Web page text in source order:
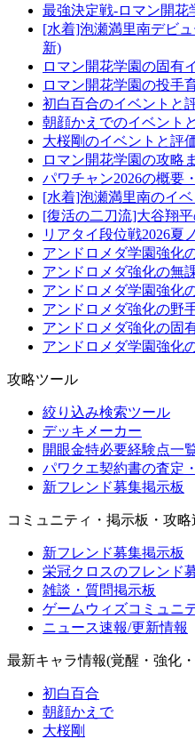
最強決定戦-ロマン開花
[水着]泡瀬満里南デビ
新)
ロマン開花学園の固有
ロマン開花学園の投手
初白百合のイベントと
朝顔かえでのイベント
大桜剛のイベントと評
ロマン開花学園の攻略
パワチャン2026の概要
[水着]泡瀬満里南のイ
[復活の二刀流]大谷翔
リアタイ段位戦2026夏
アンドロメダ学園強化
アンドロメダ強化の無
アンドロメダ学園強化
アンドロメダ強化の野
アンドロメダ強化の固
アンドロメダ学園強化
攻略ツール
絞り込み検索ツール
デッキメーカー
開眼金特必要経験点一
パワクエ契約書の査定
新フレンド募集掲示板
コミュニティ・掲示板・攻略
新フレンド募集掲示板
栄冠クロスのフレンド
雑談・質問掲示板
ゲームウィズコミュニ
ニュース速報/更新情報
最新キャラ情報(覚醒・強化
初白百合
朝顔かえで
大桜剛